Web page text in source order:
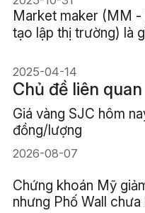
Market maker (MM -
tạo lập thị trường) là
2025-04-14
Chủ đề liên quan
Giá vàng SJC hôm
đồng/lượng
2026-08-07
Chứng khoán Mỹ
nhưng Phố Wall chưa